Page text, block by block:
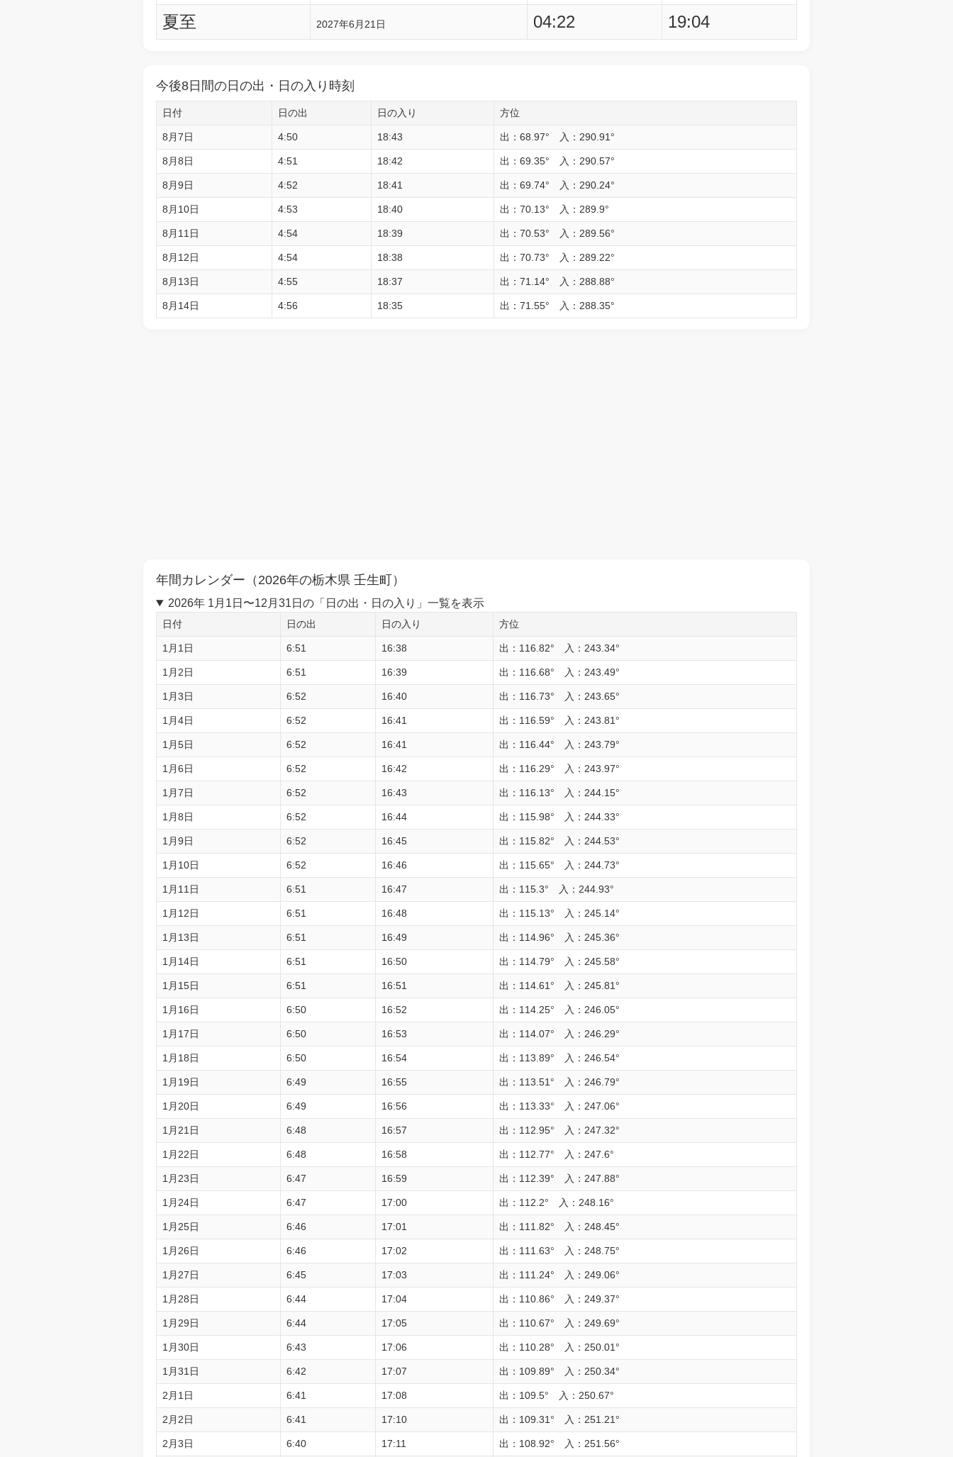
夏至
2027年6月21日 04:22 19:04
今後8日間の日の出・日の入り時刻
日付 日の出 日の入り 方位
8月7日 4:50 18:43 出：68.97° 入：290.91°
8月8日 4:51 18:42 出：69.35° 入：290.57°
8月9日 4:52 18:41 出：69.74° 入：290.24°
8月10日 4:53 18:40 出：70.13° 入：289.9°
8月11日 4:54 18:39 出：70.53° 入：289.56°
8月12日 4:54 18:38 出：70.73° 入：289.22°
8月13日 4:55 18:37 出：71.14° 入：288.88°
8月14日 4:56 18:35 出：71.55° 入：288.35°
年間カレンダー（2026年の栃木県 壬生町）
2026年 1月1日〜12月31日の「日の出・日の入り」一覧を表示
日付 日の出 日の入り 方位
1月1日 6:51 16:38 出：116.82° 入：243.34°
1月2日 6:51 16:39 出：116.68° 入：243.49°
1月3日 6:52 16:40 出：116.73° 入：243.65°
1月4日 6:52 16:41 出：116.59° 入：243.81°
1月5日 6:52 16:41 出：116.44° 入：243.79°
1月6日 6:52 16:42 出：116.29° 入：243.97°
1月7日 6:52 16:43 出：116.13° 入：244.15°
1月8日 6:52 16:44 出：115.98° 入：244.33°
1月9日 6:52 16:45 出：115.82° 入：244.53°
1月10日 6:52 16:46 出：115.65° 入：244.73°
1月11日 6:51 16:47 出：115.3° 入：244.93°
1月12日 6:51 16:48 出：115.13° 入：245.14°
1月13日 6:51 16:49 出：114.96° 入：245.36°
1月14日 6:51 16:50 出：114.79° 入：245.58°
1月15日 6:51 16:51 出：114.61° 入：245.81°
1月16日 6:50 16:52 出：114.25° 入：246.05°
1月17日 6:50 16:53 出：114.07° 入：246.29°
1月18日 6:50 16:54 出：113.89° 入：246.54°
1月19日 6:49 16:55 出：113.51° 入：246.79°
1月20日 6:49 16:56 出：113.33° 入：247.06°
1月21日 6:48 16:57 出：112.95° 入：247.32°
1月22日 6:48 16:58 出：112.77° 入：247.6°
1月23日 6:47 16:59 出：112.39° 入：247.88°
1月24日 6:47 17:00 出：112.2° 入：248.16°
1月25日 6:46 17:01 出：111.82° 入：248.45°
1月26日 6:46 17:02 出：111.63° 入：248.75°
1月27日 6:45 17:03 出：111.24° 入：249.06°
1月28日 6:44 17:04 出：110.86° 入：249.37°
1月29日 6:44 17:05 出：110.67° 入：249.69°
1月30日 6:43 17:06 出：110.28° 入：250.01°
1月31日 6:42 17:07 出：109.89° 入：250.34°
2月1日 6:41 17:08 出：109.5° 入：250.67°
2月2日 6:41 17:10 出：109.31° 入：251.21°
2月3日 6:40 17:11 出：108.92° 入：251.56°